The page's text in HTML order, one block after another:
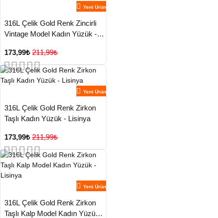
Yeni Ürün
316L Çelik Gold Renk Zincirli
Vintage Model Kadın Yüzük -
173,99₺ 211,99₺
Yeni Ürün
316L Çelik Gold Renk Zirkon
Taşlı Kadın Yüzük - Lisinya
173,99₺ 211,99₺
Yeni Ürün
316L Çelik Gold Renk Zirkon
Taşlı Kalp Model Kadın Yüzük -